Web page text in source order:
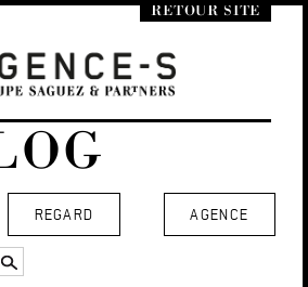
RETOUR SITE
AGENCE
REGARD